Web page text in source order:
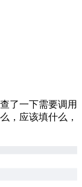
了一下需要调用
，应该填什么，